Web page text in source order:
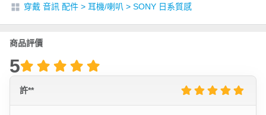
穿戴 音訊 配件 > 耳機/喇叭 > SONY 日系質感
商品評價
5
許**